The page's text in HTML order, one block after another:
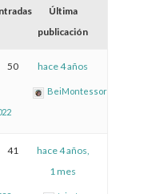
Última
publicación
50 hace 4 años
BeiMontessorizate
41
hace 4 años,
1 mes